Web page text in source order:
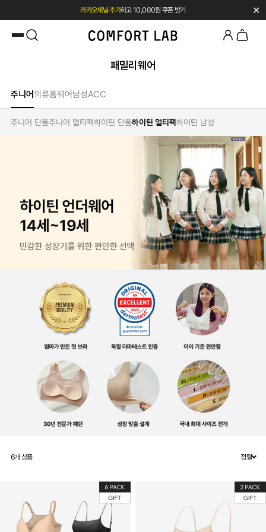
카카오채널 추가하고 10,000원 쿠폰 받기
첫 구매 시 베스트셀러 50% 즉시 할인
✕
패밀리웨어
주니어의류홈웨어남성ACC
주니어 단품주니어 멀티팩하이틴 단품하이틴 멀티팩하이틴 남성
6개 상품 정렬